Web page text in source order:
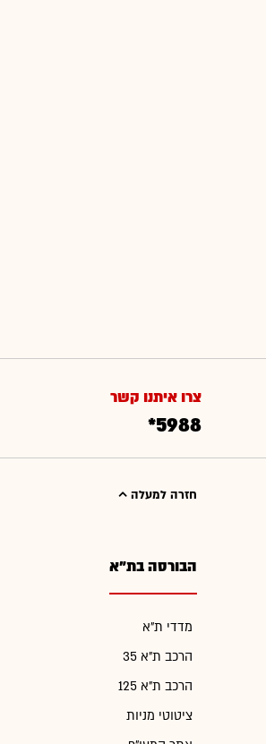
צרו איתנו קשר
*5988
חזרה למעלה
הבורסה בת"א
מדדי ת"א
הרכב ת"א 35
הרכב ת"א 125
ציטוטי מניות